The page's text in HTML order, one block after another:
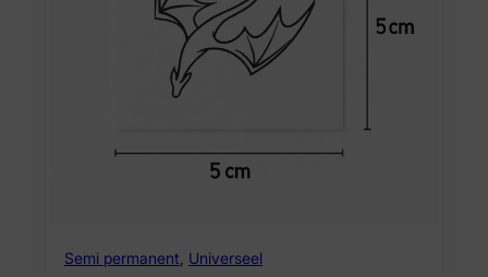
Semi permanent, Universeel